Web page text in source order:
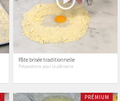
Pâte brisée traditionnelle
Préparations pour la pâtisserie
PRÉMIUM